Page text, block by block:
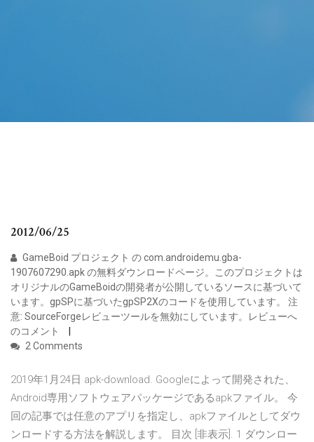
2012/06/25
GameBoid プロジェクト の com.androidemu.gba-
1907607290.apk の無料ダウンロードページ。このプロジェクトは
オリジナルのGameBoidの開発者が公開しているソースに基づいて
います。gpSPに基づいたgpSP2Xのコードを使用しています。 注
意: SourceForgeレビューツールを無効にしています。レビューへ
のコメント
2 Comments
2019年1月24日 apk-download. Googleによって開発された、
Android専用ソフトウェアパッケージであるapkファイル。 今
回の記事では任意のアプリを指定し、apkファイルとしてダウ
ンロードする方法を解説します。 目次 [非表示]. 1 ダウンロー